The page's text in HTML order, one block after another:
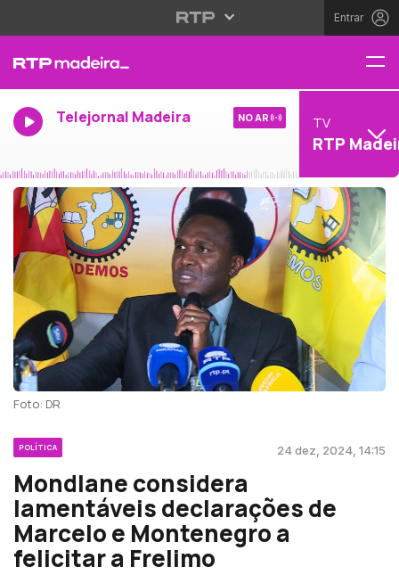
Entrar
Telejornal Madeira NO AR TV
RTP
Foto: DR
POLÍTICA 24 dez, 2024, 14:15
Mondlane considera
lamentáveis declarações de
Marcelo e Montenegro a
felicitar a Frelimo